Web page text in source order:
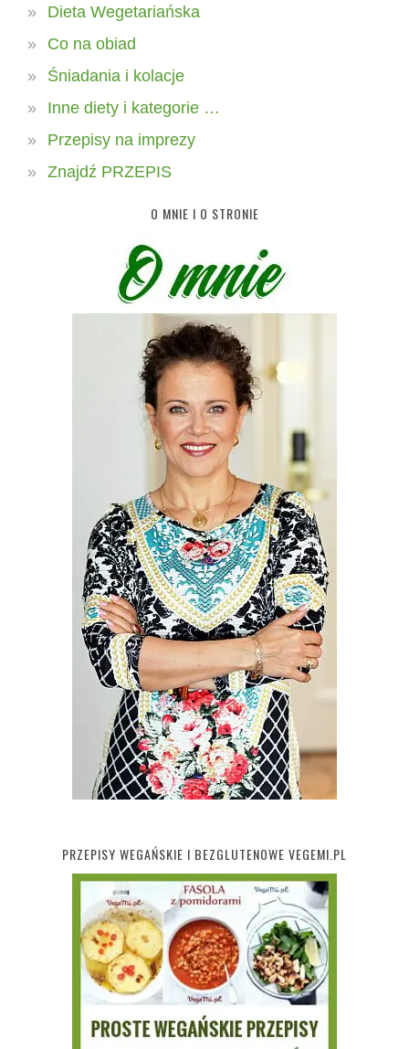
Dieta Wegetariańska
Co na obiad
Śniadania i kolacje
Inne diety i kategorie …
Przepisy na imprezy
Znajdź PRZEPIS
O MNIE I O STRONIE
PRZEPISY WEGAŃSKIE I BEZGLUTENOWE VEGEMI.PL